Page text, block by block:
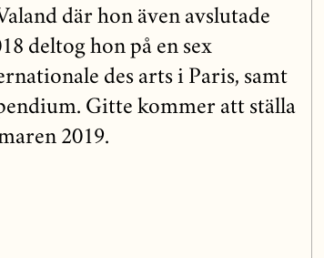
där hon även avslutade
deltog hon på en sex
des arts i Paris, samt
Gitte kommer att ställa
2019.